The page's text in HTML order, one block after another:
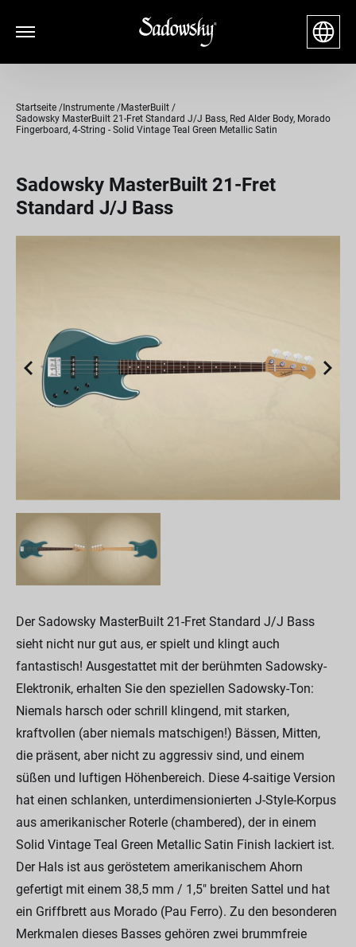
Startseite Instrumente
MasterBuilt
Sadowsky MasterBuilt 21-Fret Standard J/J Bass, Red Alder Body, Morado
Fingerboard, 4-String - Solid Vintage Teal Green Metallic Satin
Sadowsky MasterBuilt 21-Fret
Standard J/J Bass
Der Sadowsky MasterBuilt 21-Fret Standard J/J Bass
sieht nicht nur gut aus, er spielt und klingt auch
fantastisch! Ausgestattet mit der berühmten Sadowsky-
Elektronik, erhalten Sie den speziellen Sadowsky-Ton:
Niemals harsch oder schrill klingend, mit starken,
kraftvollen (aber niemals matschigen!) Bässen, Mitten,
die präsent, aber nicht zu aggressiv sind, und einem
süßen und luftigen Höhenbereich. Diese 4-saitige Version
hat einen schlanken, unterdimensionierten J-Style-Korpus
aus amerikanischer Roterle (chambered), der in einem
Solid Vintage Teal Green Metallic Satin Finish lackiert ist.
Der Hals ist aus geröstetem amerikanischem Ahorn
gefertigt mit einem 38,5 mm / 1,5" breiten Sattel und hat
ein Griffbrett aus Morado (Pau Ferro). Zu den besonderen
Merkmalen dieses Basses gehören zwei brummfreie